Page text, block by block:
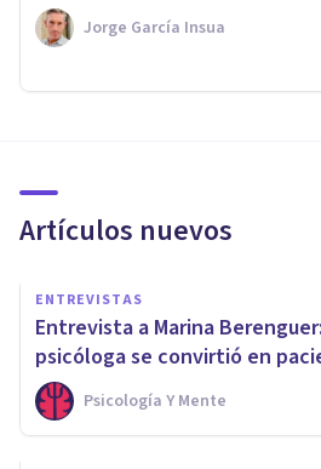
Jorge García Insua
Artículos nuevos
ENTREVISTAS
Entrevista a Marina
psicóloga se convirtió en
Psicología Y Mente